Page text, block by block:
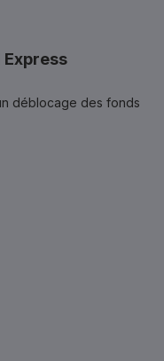
Express
déblocage des fonds